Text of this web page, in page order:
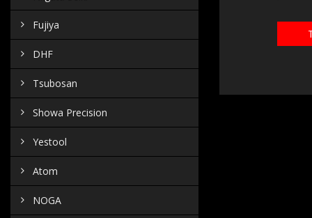
Fujiya
DHF
Tsubosan
Showa Precision
Yestool
Atom
NOGA